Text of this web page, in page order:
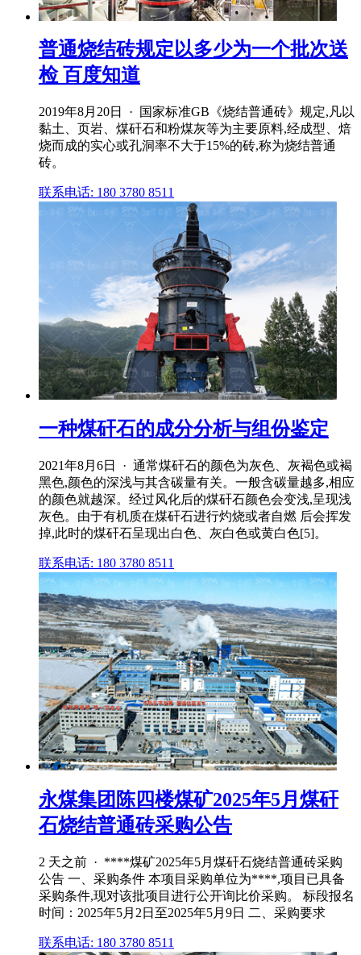
普通烧结砖规定以多少为一个批次送
检 百度知道
2019年8月20日 · 国家标准GB《烧结普通砖》规定,凡以
黏土、页岩、煤矸石和粉煤灰等为主要原料,经成型、焙
烧而成的实心或孔洞率不大于15%的砖,称为烧结普通
砖。
联系电话: 180 3780 8511
一种煤矸石的成分分析与组份鉴定
2021年8月6日 · 通常煤矸石的颜色为灰色、灰褐色或褐
黑色,颜色的深浅与其含碳量有关。一般含碳量越多,相应
的颜色就越深。经过风化后的煤矸石颜色会变浅,呈现浅
灰色。由于有机质在煤矸石进行灼烧或者自燃 后会挥发
掉,此时的煤矸石呈现出白色、灰白色或黄白色[5]。
联系电话: 180 3780 8511
永煤集团陈四楼煤矿2025年5月煤矸
石烧结普通砖采购公告
2 天之前 · ****煤矿2025年5月煤矸石烧结普通砖采购
公告 一、采购条件 本项目采购单位为****,项目已具备
采购条件,现对该批项目进行公开询比价采购。 标段报名
时间：2025年5月2日至2025年5月9日 二、采购要求
联系电话: 180 3780 8511